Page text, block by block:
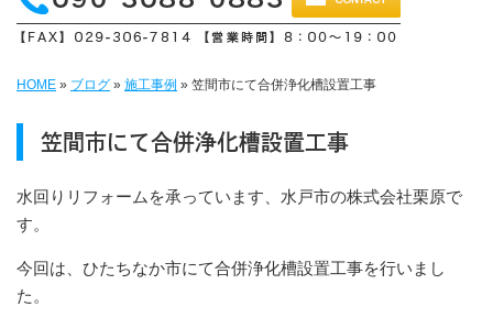
HOME » ブログ » 施工事例 » 笠間市にて合併浄化槽設置工事
笠間市にて合併浄化槽設置工事
水回りリフォームを承っています、水戸市の株式会社栗原で
す。
今回は、ひたちなか市にて合併浄化槽設置工事を行いまし
た。